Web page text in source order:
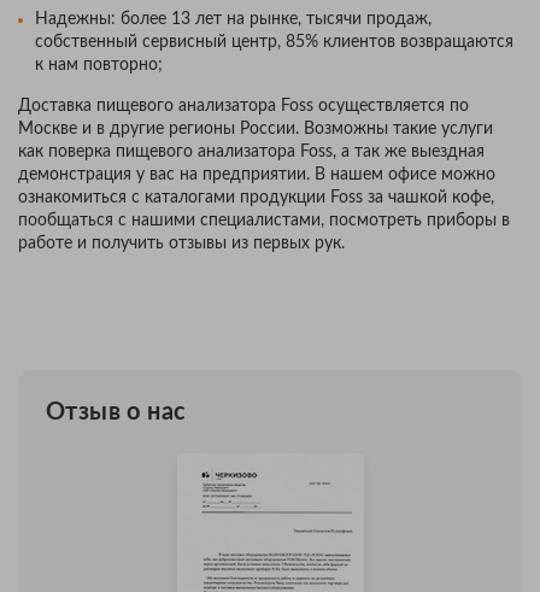
Надежны: более 13 лет на рынке, тысячи продаж,
собственный сервисный центр, 85% клиентов возвращаются
к нам повторно;
Доставка пищевого анализатора Foss осуществляется по
Москве и в другие регионы России. Возможны такие услуги
как поверка пищевого анализатора Foss, а так же выездная
демонстрация у вас на предприятии. В нашем офисе можно
ознакомиться с каталогами продукции Foss за чашкой кофе,
пообщаться с нашими специалистами, посмотреть приборы в
работе и получить отзывы из первых рук.
Отзыв о нас